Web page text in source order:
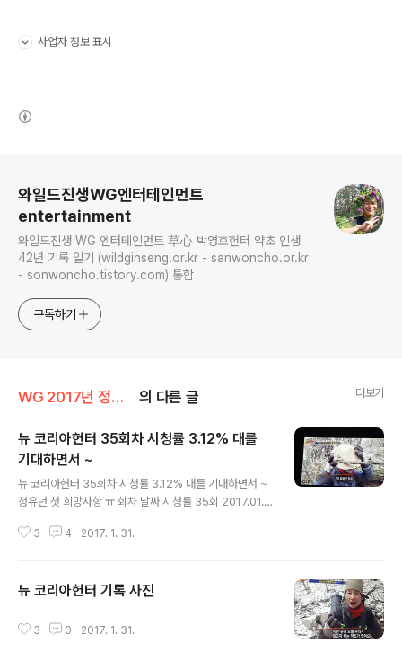
사업자 정보 표시
와일드진생WG엔터테인먼트
entertainment
와일드진생 WG 엔터테인먼트 草心 박영호헌터 약초 인생
42년 기록 일기 (wildginseng.or.kr - sanwoncho.or.kr
- sonwoncho.tistory.com) 통합
구독하기
WG 2017년 정유년 기록 의 다른 글 더보기
뉴 코리아헌터 35회차 시청률 3.12% 대를
기대하면서 ~
뉴 코리아헌터 35회차 시청률 3.12% 대를 기대하면서 ~
정유년 첫 희망사항 ㅠ 회차 날짜 시청률 35회 2017.01.3
3회 2017.01.16 월요일 1.853% 32회 2017.01.09 월
7.01.16 월요일 1.853% 32회 2017.01.09 월요일 2.32
6 월요일 2.57% 29회 2016.12.19 월요일 1.694% 28
3 4 2017. 1. 31.
뉴 코리아헌터 기록 사진
3 0 2017. 1. 31.